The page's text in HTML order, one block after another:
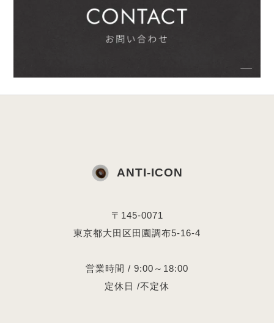
ANTI-ICON
〒145-0071
東京都大田区田園調布5-16-4
営業時間 / 9:00～18:00
定休日 /不定休